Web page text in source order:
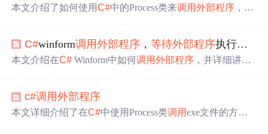
本文介绍了如何使用C#中的Process类来调用外部程序 ，包
录、设置程序名和传入参数，以及启动、等待和关闭外部
程序的步骤。同时强调了在调用前后改变和恢复工作目录
C#winform调用外部程序 ，等待外部程序执行完毕才执行下面代码
本文介绍在C# Winform中如何调用外部程序 ，并详细讲解
c#调用外部程序
本文详细介绍了在C#中使用Process类调用exe文件的方